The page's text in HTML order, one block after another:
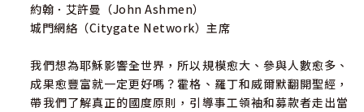
約翰．艾許曼（John Ashmen）
城門網絡（Citygate Network）主席
我們想為耶穌影響全世界，所以規模愈大、參與人數愈多、
成果愈豐富就一定更好嗎？霍格、羅丁和威爾默翻開聖經，
帶我們了解真正的國度原則，引導事工領袖和募款者走出當